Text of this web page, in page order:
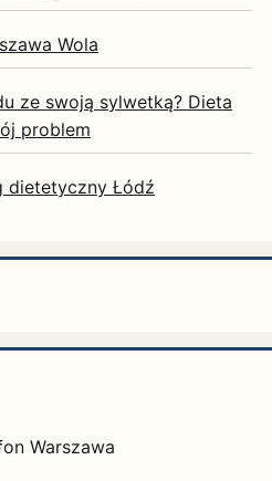
Wola
ze swoją sylwetką? Dieta
problem
dietetyczny Łódź
Warszawa